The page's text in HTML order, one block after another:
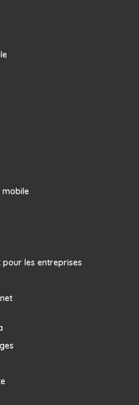
mobile
les entreprises